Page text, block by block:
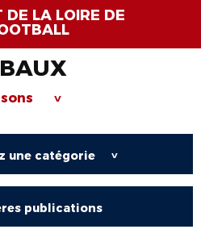
DE LA LOIRE DE
>
une catégorie >
publications